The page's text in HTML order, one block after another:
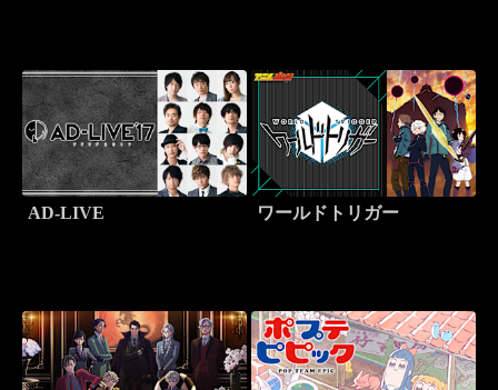
AD-LIVE ワールドトリガー